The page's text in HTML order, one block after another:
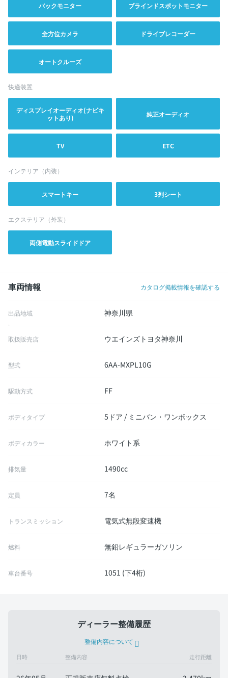
バックモニター ブラインドスポットモニター
全方位カメラ ドライブレコーダー
オートクルーズ
快適装置
ディスプレイオーディオ(ナビキ
ットあり)
純正オーディオ
TV ETC
インテリア（内装）
スマートキー 3列シート
エクステリア（外装）
両側電動スライドドア
車両情報 カタログ掲載情報を確認する
出品地域 神奈川県
取扱販売店 ウエインズトヨタ神奈川
型式 6AA-MXPL10G
駆動方式 FF
ボディタイプ 5ドア / ミニバン・ワンボックス
ボディカラー ホワイト系
排気量 1490cc
定員 7名
トランスミッション 電気式無段変速機
燃料 無鉛レギュラーガソリン
車台番号 1051 (下4桁)
ディーラー整備履歴
整備内容について
日時 整備内容 走行距離